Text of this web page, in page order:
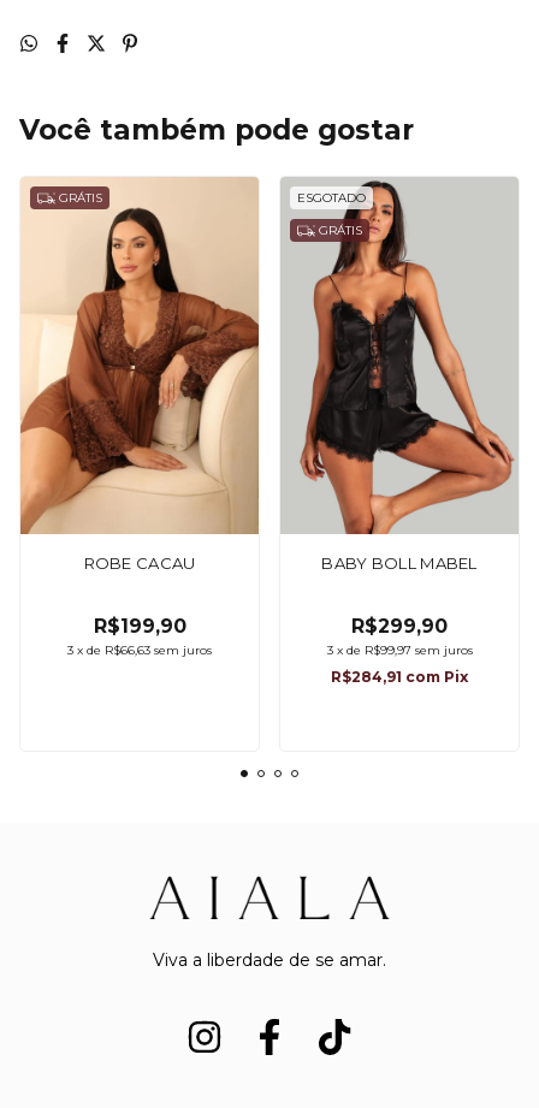
Você também pode gostar
GRÁTIS
ROBE CACAU
R$199,90
3 x de R$66,63 sem juros
ESGOTADO
GRÁTIS
BABY BOLL MABEL
R$299,90
3 x de R$99,97 sem juros
R$284,91 com Pix
Viva a liberdade de se amar.